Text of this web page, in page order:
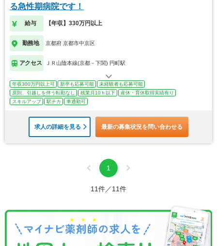
る急性期病院です！
給与 【年収】330万円以上
勤務地 京都府 京都市中京区
アクセス ＪＲ山陰本線(京都－下関) 円町駅
年収300万円以上可 新卒も応募可能
未経験者も応募可能
原則、引越しを伴う転勤なし
残業月10ｈ以下
産休・育休取得実績有り
スキルアップ
駅チカ 車通勤可
求人の詳細を見る 最新の募集状況を問い合わせる
1
11件／11件